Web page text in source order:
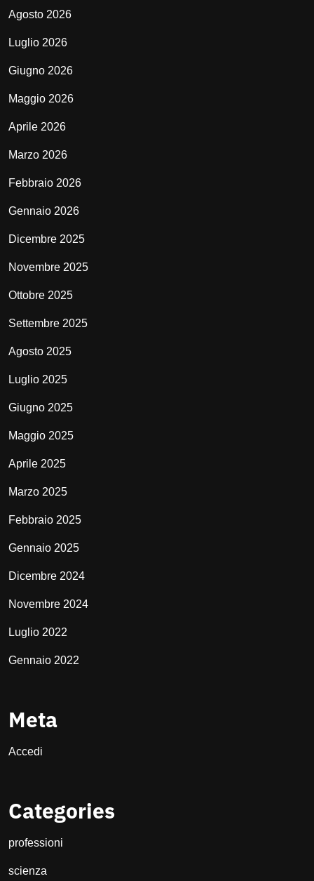
Agosto 2026
Luglio 2026
Giugno 2026
Maggio 2026
Aprile 2026
Marzo 2026
Febbraio 2026
Gennaio 2026
Dicembre 2025
Novembre 2025
Ottobre 2025
Settembre 2025
Agosto 2025
Luglio 2025
Giugno 2025
Maggio 2025
Aprile 2025
Marzo 2025
Febbraio 2025
Gennaio 2025
Dicembre 2024
Novembre 2024
Luglio 2022
Gennaio 2022
Meta
Accedi
Categories
professioni
scienza